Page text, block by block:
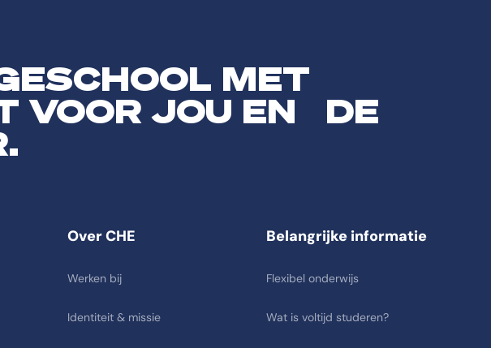
MET
VOOR JOU EN DE
Over CHE
Werken bij
Identiteit & missie
Belangrijke informatie
Flexibel onderwijs
Wat is voltijd studeren?